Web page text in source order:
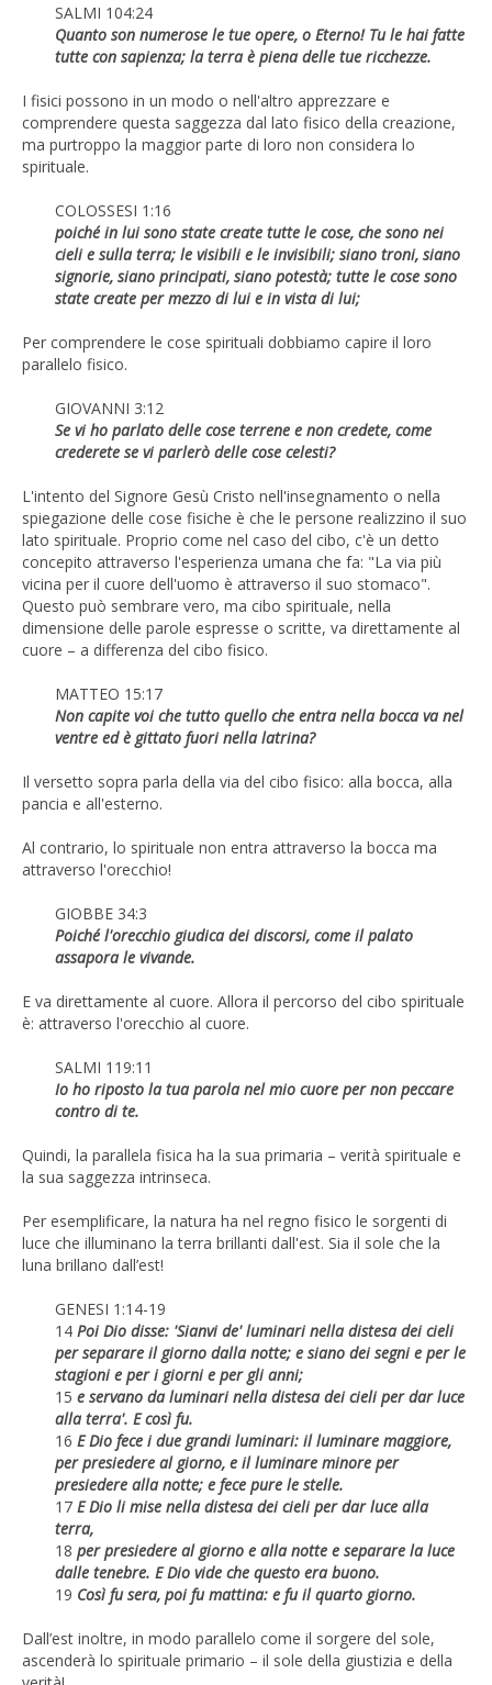
SALMI 104:24
Quanto son numerose le tue opere, o Eterno! Tu le hai fatte
tutte con sapienza; la terra è piena delle tue ricchezze.
I fisici possono in un modo o nell'altro apprezzare e
comprendere questa saggezza dal lato fisico della creazione,
ma purtroppo la maggior parte di loro non considera lo
spirituale.
COLOSSESI 1:16
poiché in lui sono state create tutte le cose, che sono nei
cieli e sulla terra; le visibili e le invisibili; siano troni, siano
signorie, siano principati, siano potestà; tutte le cose sono
state create per mezzo di lui e in vista di lui;
Per comprendere le cose spirituali dobbiamo capire il loro
parallelo fisico.
GIOVANNI 3:12
Se vi ho parlato delle cose terrene e non credete, come
crederete se vi parlerò delle cose celesti?
L'intento del Signore Gesù Cristo nell'insegnamento o nella
spiegazione delle cose fisiche è che le persone realizzino il suo
lato spirituale. Proprio come nel caso del cibo, c'è un detto
concepito attraverso l'esperienza umana che fa: "La via più
vicina per il cuore dell'uomo è attraverso il suo stomaco".
Questo può sembrare vero, ma cibo spirituale, nella
dimensione delle parole espresse o scritte, va direttamente al
cuore – a differenza del cibo fisico.
MATTEO 15:17
Non capite voi che tutto quello che entra nella bocca va nel
ventre ed è gittato fuori nella latrina?
Il versetto sopra parla della via del cibo fisico: alla bocca, alla
pancia e all'esterno.
Al contrario, lo spirituale non entra attraverso la bocca ma
attraverso l'orecchio!
GIOBBE 34:3
Poiché l'orecchio giudica dei discorsi, come il palato
assapora le vivande.
E va direttamente al cuore. Allora il percorso del cibo spirituale
è: attraverso l'orecchio al cuore.
SALMI 119:11
Io ho riposto la tua parola nel mio cuore per non peccare
contro di te.
Quindi, la parallela fisica ha la sua primaria – verità spirituale e
la sua saggezza intrinseca.
Per esemplificare, la natura ha nel regno fisico le sorgenti di
luce che illuminano la terra brillanti dall'est. Sia il sole che la
luna brillano dall’est!
GENESI 1:14-19
14 Poi Dio disse: 'Sianvi de' luminari nella distesa dei cieli
per separare il giorno dalla notte; e siano dei segni e per le
stagioni e per i giorni e per gli anni;
15 e servano da luminari nella distesa dei cieli per dar luce
alla terra'. E così fu.
16 E Dio fece i due grandi luminari: il luminare maggiore,
per presiedere al giorno, e il luminare minore per
presiedere alla notte; e fece pure le stelle.
17 E Dio li mise nella distesa dei cieli per dar luce alla
terra,
18 per presiedere al giorno e alla notte e separare la luce
dalle tenebre. E Dio vide che questo era buono.
19 Così fu sera, poi fu mattina: e fu il quarto giorno.
Dall’est inoltre, in modo parallelo come il sorgere del sole,
ascenderà lo spirituale primario – il sole della giustizia e della